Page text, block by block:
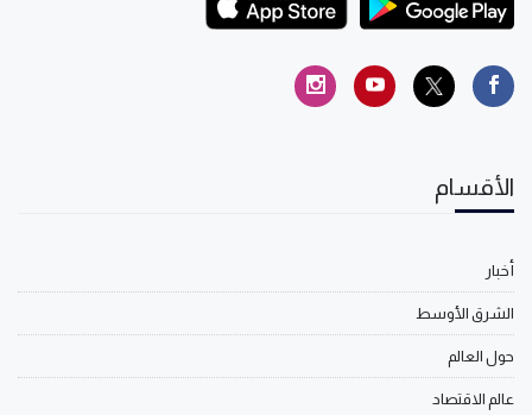
الأقسام
أخبار
الشرق الأوسط
حول العالم
عالم الاقتصاد